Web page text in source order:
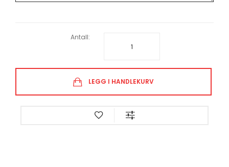
Antall:
LEGG I HANDLEKURV